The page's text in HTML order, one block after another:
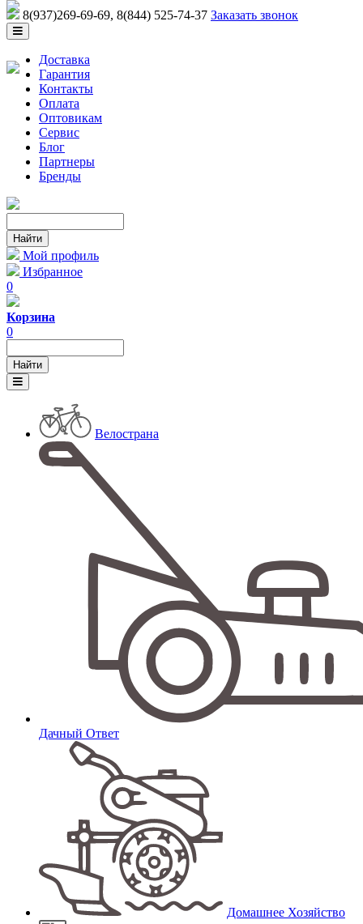
8(937)269-69-69, 8(844) 525-74-37 Заказать звонок
Доставка
Гарантия
Контакты
Оплата
Оптовикам
Сервис
Блог
Партнеры
Бренды
Мой профиль
Избранное
0
Корзина
0
Велострана
Дачный Ответ
Домашнее Хозяйство